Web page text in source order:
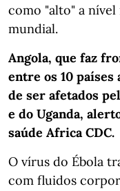
como "alto" a nível
mundial.
Angola, que faz
entre os 10
de ser afetados
e do Uganda,
saúde Africa CDC.
O vírus do Ébola
com fluidos